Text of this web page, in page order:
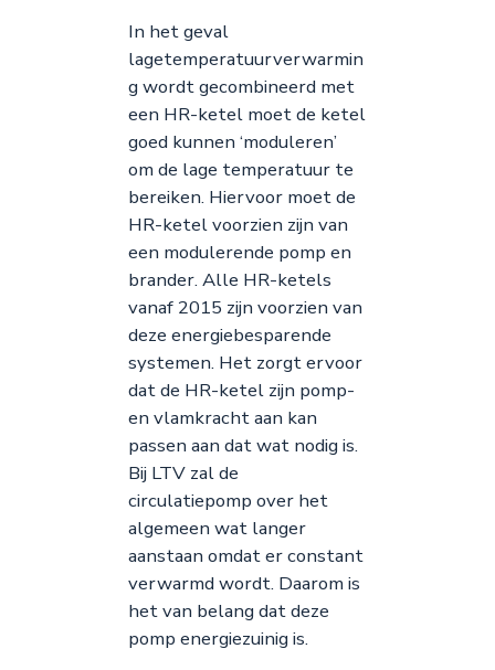
In het geval
lagetemperatuurverwarmin
g wordt gecombineerd met
een HR-ketel moet de ketel
goed kunnen ‘moduleren’
om de lage temperatuur te
bereiken. Hiervoor moet de
HR-ketel voorzien zijn van
een modulerende pomp en
brander. Alle HR-ketels
vanaf 2015 zijn voorzien van
deze energiebesparende
systemen. Het zorgt ervoor
dat de HR-ketel zijn pomp-
en vlamkracht aan kan
passen aan dat wat nodig is.
Bij LTV zal de
circulatiepomp over het
algemeen wat langer
aanstaan omdat er constant
verwarmd wordt. Daarom is
het van belang dat deze
pomp energiezuinig is.